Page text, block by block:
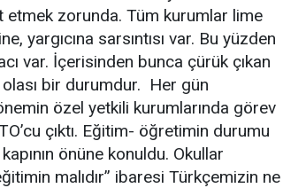
zorunda. Tüm kurumlar lime
yargıcına sarsıntısı var. Bu yüzden
var. İçerisinden bunca çürük çıkan
olası bir durumdur. Her gün
özel yetkili kurumlarında görev
çıktı. Eğitim- öğretimin durumu
önüne konuldu. Okullar
malıdır’’ ibaresi Türkçemizin ne